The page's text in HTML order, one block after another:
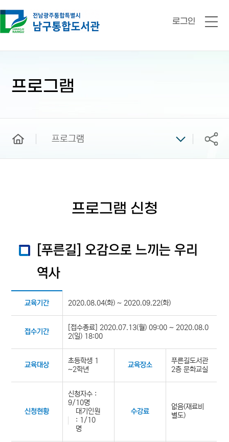
로그인
전
프로그램
프로그램 공유
프로그램 신청
[푸른길] 오감으로 느끼는 우리
역사
교육기간 2020.08.04(화) ~ 2020.09.22(화)
접수기간
[접수종료] 2020.07.13(월) 09:00 ~ 2020.08.0
2(일) 18:00
교육대상
초등학생 1
~2학년
교육장소
푸른길도서관
2층 문화교실
신청현황
신청자수 :
9/10명
대기인원
: 1/10
명
수강료
없음(재료비
별도)